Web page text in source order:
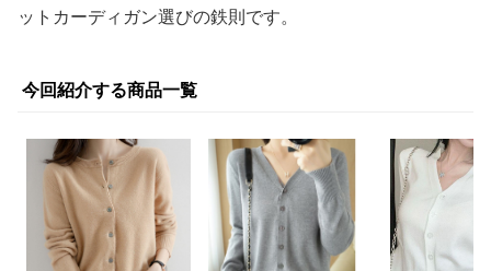
ットカーディガン選びの鉄則です。
今回紹介する商品一覧